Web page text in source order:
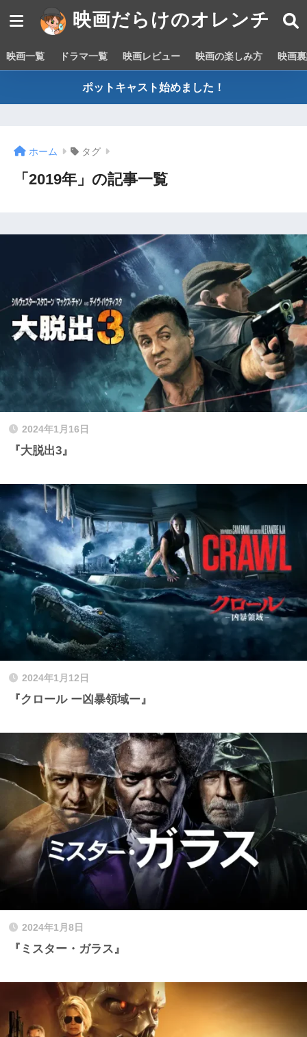
映画だらけのオレンチ
映画一覧 ドラマ一覧 映画レビュー 映画の楽しみ方 映画
ポットキャスト始めました！
ホーム タグ
「2019年」の記事一覧
2024年1月16日
『大脱出3』
2024年1月12日
『クロール ー凶暴領域ー』
2024年1月8日
『ミスター・ガラス』